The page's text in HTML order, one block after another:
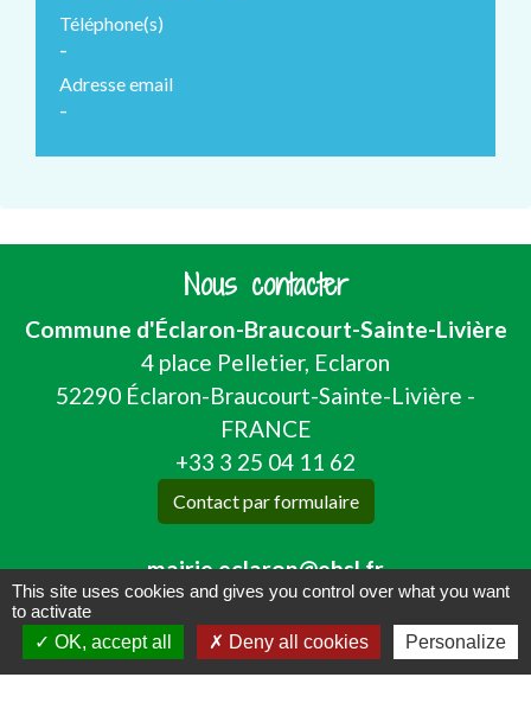
Téléphone(s)
-
Adresse email
-
Nous contacter
Commune d'Éclaron-Braucourt-Sainte-Livière
4 place Pelletier, Eclaron
52290 Éclaron-Braucourt-Sainte-Livière -
FRANCE
+33 3 25 04 11 62
Contact par formulaire
mairie.eclaron@ebsl.fr
This site uses cookies and gives you control over what you want
to activate
OK, accept all
Deny all cookies Personalize